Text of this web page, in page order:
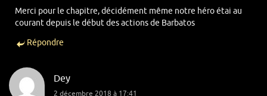
Merci pour le chapitre, décidément même notre héro étai au
courant depuis le début des actions de Barbatos
Répondre
Dey
2 décembre 2018 à 17:41